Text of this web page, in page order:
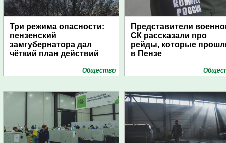
Три режима опасности:
пензенский
замгубернатора дал
чёткий план действий
Общество
Представители
СК рассказали про
рейды, которые
в Пензе